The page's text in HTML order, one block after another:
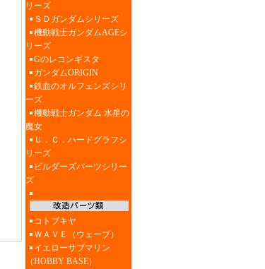
リーズ
ＳＤガンダムシリーズ
機動戦士ガンダムAGEシ
リーズ
Gのレコンギスタ
ガンダムORIGIN
鉄血のオルフェンズシリ
ーズ
機動戦士ガンダム 水星の
魔女
Ｕ．Ｃ．ハードグラフシ
リーズ
ビルダーズパーツシリー
ズ
コトブキヤ
ＷＡＶＥ（ウェーブ）
イエローサブマリン
（HOBBY BASE）